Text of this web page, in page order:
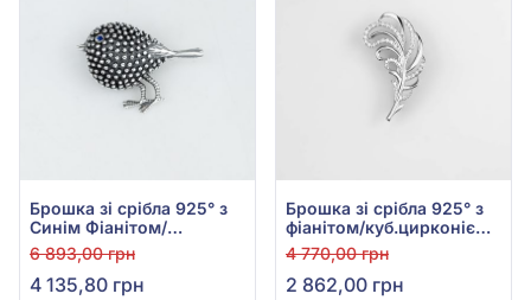
Брошка зі срібла 925° з
Синім Фіанітом/
куб.цирконієм, арт.
50008
6 893,00 грн
4 135,80 грн
Брошка зі срібла 925° з
фіанітом/куб.цирконієм,
арт. 70007р
4 770,00 грн
2 862,00 грн